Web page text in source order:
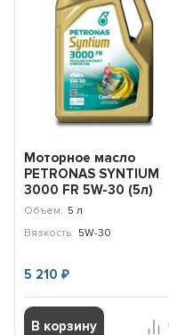
Моторное масло
PETRONAS SYNTIUM
3000 FR 5W-30 (5л)
Ford, Renault /
Объем: 5 л
Вязкость: 5W-30
5 210₽
В корзину